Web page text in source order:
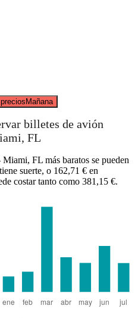
Mañana
billetes de avión
FL
FL más baratos se pueden
suerte, o 162,71 € en
costar tanto como 381,15 €.